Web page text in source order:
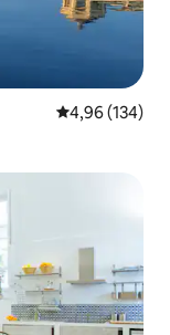
Classificação
4,96 (134)